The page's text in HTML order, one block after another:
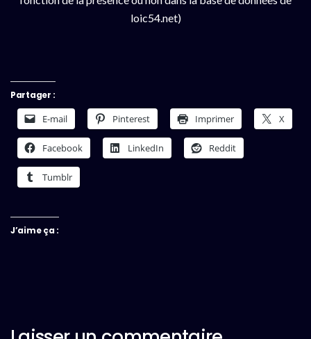
loic54.net)
Partager :
E-mail Pinterest Imprimer X
Facebook LinkedIn Reddit
Tumblr
J’aime ça :